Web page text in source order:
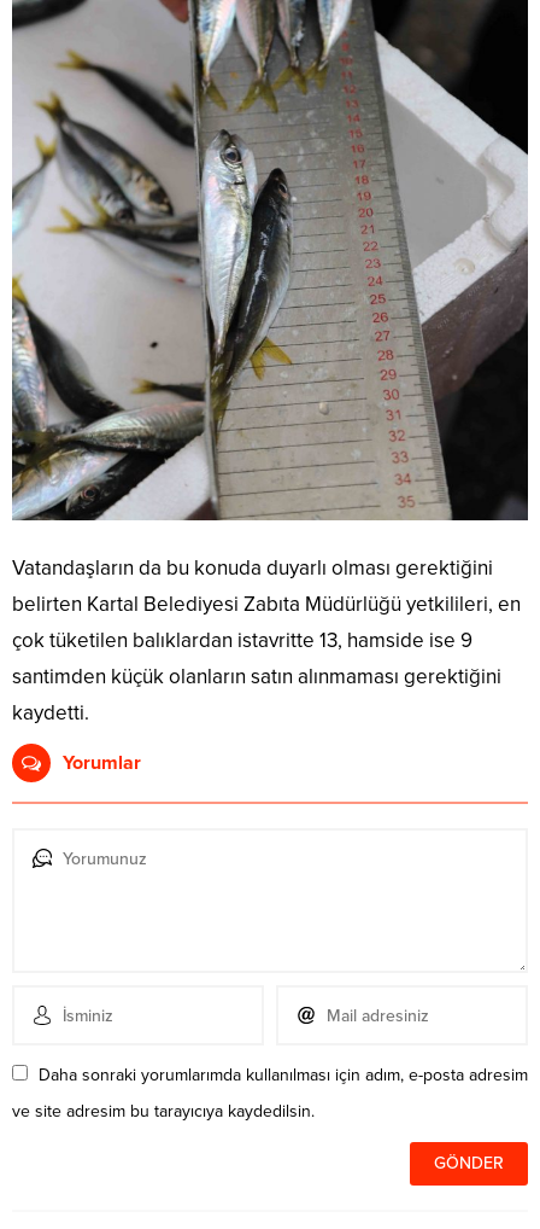
Vatandaşların da bu konuda duyarlı olması gerektiğini
belirten Kartal Belediyesi Zabıta Müdürlüğü yetkilileri, en
çok tüketilen balıklardan istavritte 13, hamside ise 9
santimden küçük olanların satın alınmaması gerektiğini
kaydetti.
Yorumlar
Daha sonraki yorumlarımda kullanılması için adım, e-posta adresim
ve site adresim bu tarayıcıya kaydedilsin.